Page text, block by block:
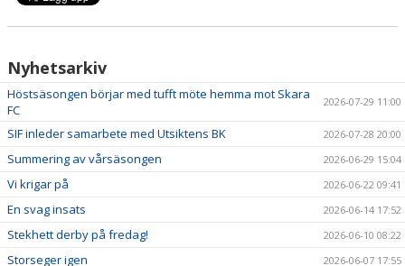
Nyhetsarkiv
Höstsäsongen börjar med tufft möte hemma mot Skara
FC
2026-07-29 11:00
SIF inleder samarbete med Utsiktens BK 2026-07-28 20:00
Summering av vårsäsongen 2026-06-29 15:04
Vi krigar på 2026-06-22 09:41
En svag insats 2026-06-14 17:52
Stekhett derby på fredag! 2026-06-10 08:22
Storseger igen 2026-06-07 17:55